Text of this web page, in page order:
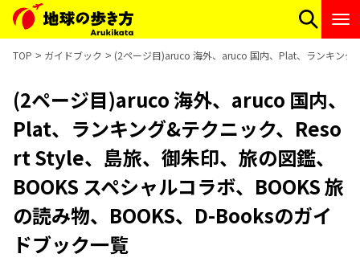
TOP ガイドブック (2ページ目)aruco 海外、aruco 国内、Plat、ランキング
(2ページ目)aruco 海外、aruco 国内、
Plat、ランキング&テクニック、Reso
rt Style、島旅、御朱印、旅の図鑑、
BOOKS スペシャルコラボ、BOOKS 旅
の読み物、BOOKS、D-Booksのガイ
ドブック一覧